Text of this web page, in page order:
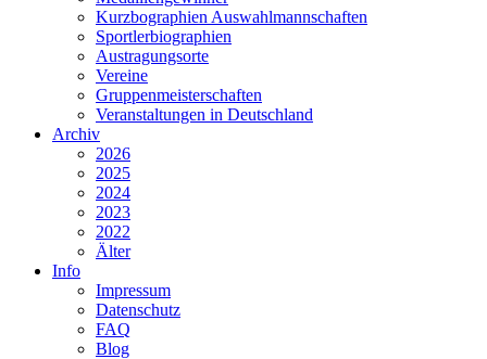
Kurzbographien Auswahlmannschaften
Sportlerbiographien
Austragungsorte
Vereine
Gruppenmeisterschaften
Veranstaltungen in Deutschland
Archiv
2026
2025
2024
2023
2022
Älter
Info
Impressum
Datenschutz
FAQ
Blog